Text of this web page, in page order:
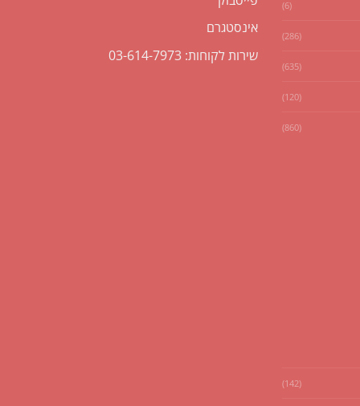
(6)
(286)
(635)
(120)
(860)
(142)
אינסטגרם
שירות לקוחות: 03-614-7973